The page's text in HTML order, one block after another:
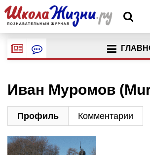
Иван Муромов
Профиль Комментарии